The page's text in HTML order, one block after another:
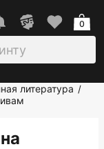
0
литература /